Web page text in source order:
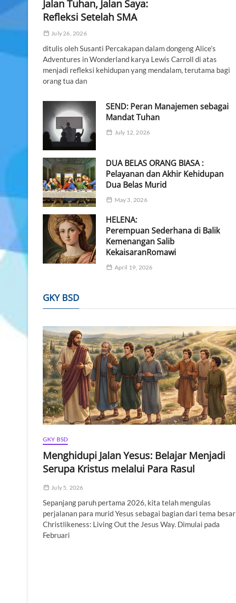
Jalan Tuhan, Jalan Saya:
Refleksi Setelah SMA
July 26, 2026
ditulis oleh Susanti Percakapan dalam dongeng Alice’s
Adventures in Wonderland karya Lewis Carroll di atas
menjadi refleksi kehidupan yang mendalam, terutama bagi
orang tua dan
SEND: Peran Manajemen sebagai
Mandat Tuhan
July 12, 2026
DUA BELAS ORANG BIASA :
Pelayanan dan Akhir Kehidupan
Dua Belas Murid
May 3, 2026
HELENA:
Perempuan Sederhana di Balik
Kemenangan Salib
KekaisaranRomawi
April 19, 2026
GKY BSD
GKY BSD
Menghidupi Jalan Yesus: Belajar Menjadi
Serupa Kristus melalui Para Rasul
July 5, 2026
Sepanjang paruh pertama 2026, kita telah mengulas
perjalanan para murid Yesus sebagai bagian dari tema besar
Christlikeness: Living Out the Jesus Way. Dimulai pada
Februari